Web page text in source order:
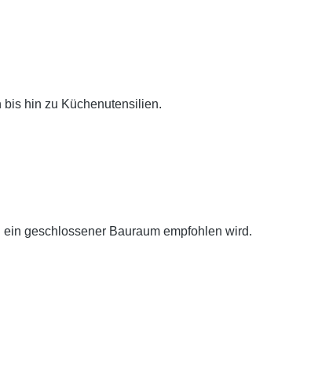
hin zu Küchenutensilien.
geschlossener Bauraum empfohlen wird.